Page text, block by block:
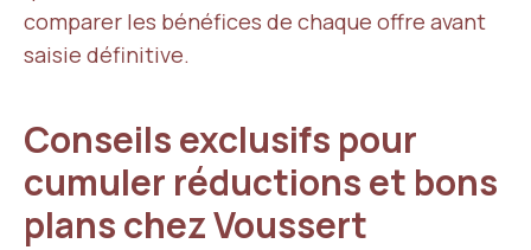
comparer les bénéfices de chaque offre avant
saisie définitive.
Conseils exclusifs pour
cumuler réductions et bons
plans chez Voussert